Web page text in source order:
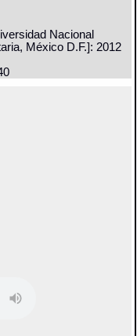
Nacional
México D.F.]: 2012